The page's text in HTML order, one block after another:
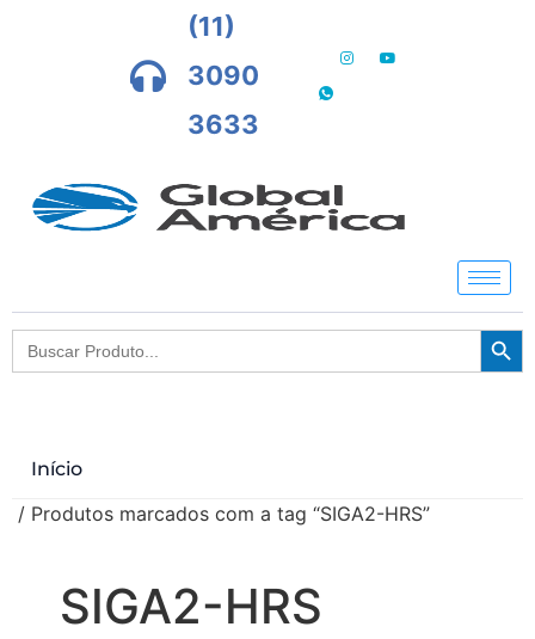
(11)
3090
3633
Search
for:
Início
/ Produtos marcados com a tag “SIGA2-HRS”
SIGA2-HRS